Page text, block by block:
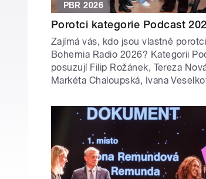
PBR 2026
Porotci kategorie Podcast
Zajímá vás, kdo jsou vlastně
Bohemia Radio 2026? Kategorii
posuzují Filip Rožánek, Tereza
Markéta Chaloupská, Ivana